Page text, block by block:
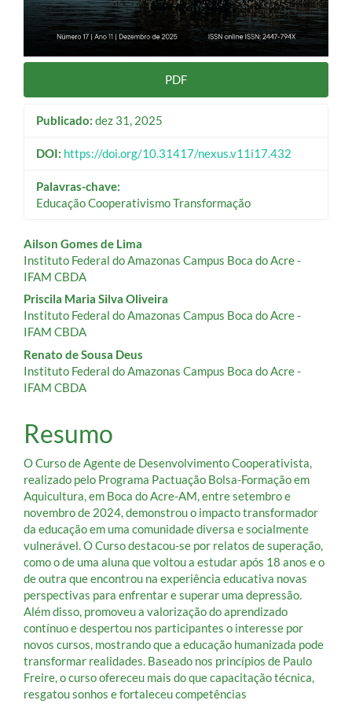
PDF
Publicado: dez 31, 2025
DOI: https://doi.org/10.31417/nexus.v11i17.432
Palavras-chave:
Educação Cooperativismo Transformação
Conteúdo
do
artigo
principal
Ailson Gomes de Lima
Instituto Federal do Amazonas Campus Boca do Acre -
IFAM CBDA
Priscila Maria Silva Oliveira
Instituto Federal do Amazonas Campus Boca do Acre -
IFAM CBDA
Renato de Sousa Deus
Instituto Federal do Amazonas Campus Boca do Acre -
IFAM CBDA
Resumo
O Curso de Agente de Desenvolvimento Cooperativista,
realizado pelo Programa Pactuação Bolsa-Formação em
Aquicultura, em Boca do Acre-AM, entre setembro e
novembro de 2024, demonstrou o impacto transformador
da educação em uma comunidade diversa e socialmente
vulnerável. O Curso destacou-se por relatos de superação,
como o de uma aluna que voltou a estudar após 18 anos e o
de outra que encontrou na experiência educativa novas
perspectivas para enfrentar e superar uma depressão.
Além disso, promoveu a valorização do aprendizado
contínuo e despertou nos participantes o interesse por
novos cursos, mostrando que a educação humanizada pode
transformar realidades. Baseado nos princípios de Paulo
Freire, o curso ofereceu mais do que capacitação técnica,
resgatou sonhos e fortaleceu competências